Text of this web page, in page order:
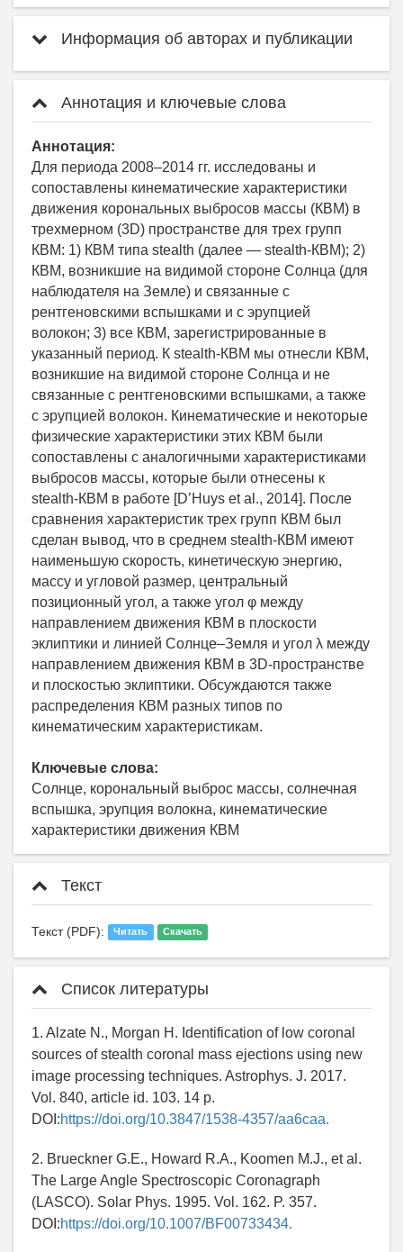
Информация об авторах и публикации
Аннотация и ключевые слова
Аннотация:
Для периода 2008–2014 гг. исследованы и
сопоставлены кинематические характеристики
движения корональных выбросов массы (КВМ) в
трехмерном (3D) пространстве для трех групп
КВМ: 1) КВМ типа stealth (далее — stealth-КВМ); 2)
КВМ, возникшие на видимой стороне Солнца (для
наблюдателя на Земле) и связанные с
рентгеновскими вспышками и с эрупцией
волокон; 3) все КВМ, зарегистрированные в
указанный период. К stealth-КВМ мы отнесли КВМ,
возникшие на видимой стороне Солнца и не
связанные с рентгеновскими вспышками, а также
с эрупцией волокон. Кинематические и некоторые
физические характеристики этих КВМ были
сопоставлены с аналогичными характеристиками
выбросов массы, которые были отнесены к
stealth-КВМ в работе [D’Huys et al., 2014]. После
сравнения характеристик трех групп КВМ был
сделан вывод, что в среднем stealth-КВМ имеют
наименьшую скорость, кинетическую энергию,
массу и угловой размер, центральный
позиционный угол, а также угол φ между
направлением движения КВМ в плоскости
эклиптики и линией Солнце–Земля и угол λ между
направлением движения КВМ в 3D-пространстве
и плоскостью эклиптики. Обсуждаются также
распределения КВМ разных типов по
кинематическим характеристикам.
Ключевые слова:
Солнце, корональный выброс массы, солнечная
вспышка, эрупция волокна, кинематические
характеристики движения КВМ
Текст
Текст (PDF): Читать Скачать
Список литературы
1. Alzate N., Morgan H. Identification of low coronal
sources of stealth coronal mass ejections using new
image processing techniques. Astrophys. J. 2017.
Vol. 840, article id. 103. 14 p.
DOI:https://doi.org/10.3847/1538-4357/aa6caa.
2. Brueckner G.E., Howard R.A., Koomen M.J., et al.
The Large Angle Spectroscopic Coronagraph
(LASCO). Solar Phys. 1995. Vol. 162. P. 357.
DOI:https://doi.org/10.1007/BF00733434.